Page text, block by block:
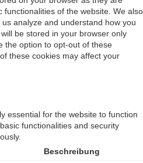
functionalities of the website. We also
analyze and understand how you
be stored in your browser only
the option to opt-out of these
these cookies may affect your
essential for the website to function
functionalities and security
Beschreibung